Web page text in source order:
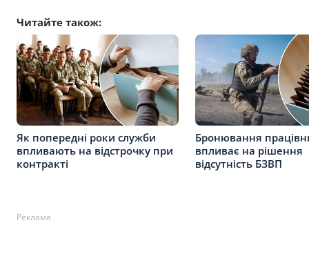
Читайте також:
Як попередні роки служби
впливають на відстрочку при
контракті
Бронювання
впливає на рішення
відсутність БЗВП
Реклама